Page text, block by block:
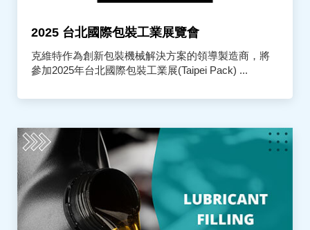
2025 台北國際包裝工業展覽會
克維特作為創新包裝機械解決方案的領導製造商，將
參加2025年台北國際包裝工業展(Taipei Pack) ...